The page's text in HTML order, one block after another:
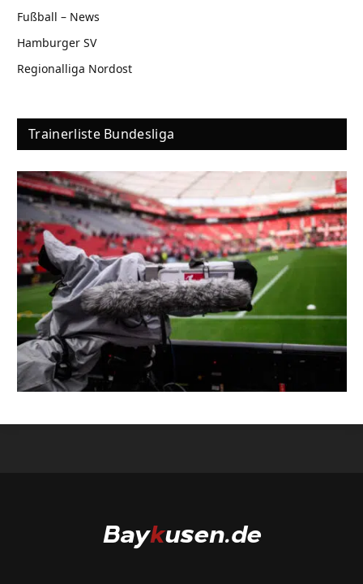
Fußball – News
Hamburger SV
Regionalliga Nordost
Trainerliste Bundesliga